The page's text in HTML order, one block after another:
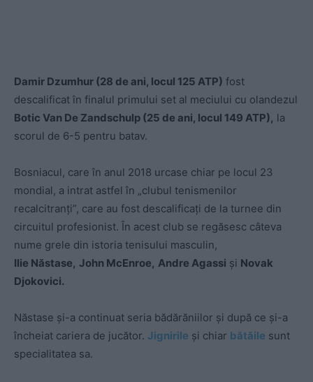
Damir Dzumhur (28 de ani, locul 125 ATP) fost
descalificat în finalul primului set al meciului cu olandezul
Botic Van De Zandschulp (25 de ani, locul 149 ATP), la
scorul de 6-5 pentru batav.
Bosniacul, care în anul 2018 urcase chiar pe locul 23
mondial, a intrat astfel în „clubul tenismenilor
recalcitranți”, care au fost descalificați de la turnee din
circuitul profesionist. În acest club se regăsesc câteva
nume grele din istoria tenisului masculin,
Ilie Năstase, John McEnroe, Andre Agassi și Novak
Djokovici.
Năstase și-a continuat seria bădărăniilor și după ce și-a
încheiat cariera de jucător. Jignirile și chiar bătăile sunt
specialitatea sa.